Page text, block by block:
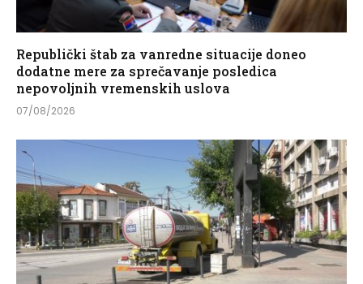
Republički štab za vanredne situacije doneo
dodatne mere za sprečavanje posledica
nepovoljnih vremenskih uslova
07/08/2026